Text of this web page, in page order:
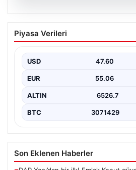
03.08.2026
Burhanettin Duran:
barışa yönelik çabayı
Piyasa Verileri
USD 47.60
EUR 55.06
ALTIN 6526.7
BTC 3071429
Son Eklenen Haberler